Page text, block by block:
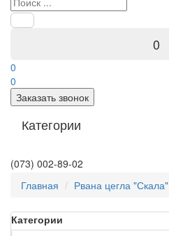
0
0
0
Заказать звонок
Категории
(073) 002-89-02
Главная
Рвана цегла "Скала"
Категории